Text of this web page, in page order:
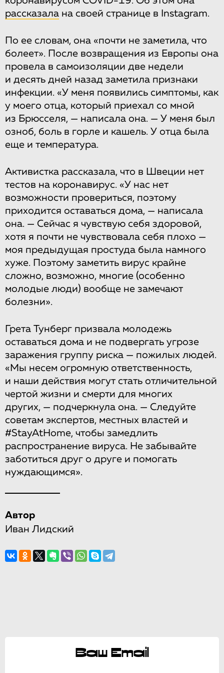
рассказала на своей странице в Instagram.
По ее словам, она «почти не заметила, что
болеет». После возвращения из Европы она
провела в самоизоляции две недели
и десять дней назад заметила признаки
инфекции. «У меня появились симптомы, как
у моего отца, который приехал со мной
из Брюсселя, — написала она. — У меня был
озноб, боль в горле и кашель. У отца была
еще и температура.
Активистка рассказала, что в Швеции нет
тестов на коронавирус. «У нас нет
возможности провериться, поэтому
приходится оставаться дома, — написала
она. — Сейчас я чувствую себя здоровой,
хотя я почти не чувствовала себя плохо —
моя предыдущая простуда была намного
хуже. Поэтому заметить вирус крайне
сложно, возможно, многие (особенно
молодые люди) вообще не замечают
болезни».
Грета Тунберг призвала молодежь
оставаться дома и не подвергать угрозе
заражения группу риска — пожилых людей.
«Мы несем огромную ответственность,
и наши действия могут стать отличительной
чертой жизни и смерти для многих
других, — подчеркнула она. — Следуйте
советам экспертов, местных властей и
#StayAtHome, чтобы замедлить
распространение вируса. Не забывайте
заботиться друг о друге и помогать
нуждающимся».
Автор
Иван Лидский
Ваш Email